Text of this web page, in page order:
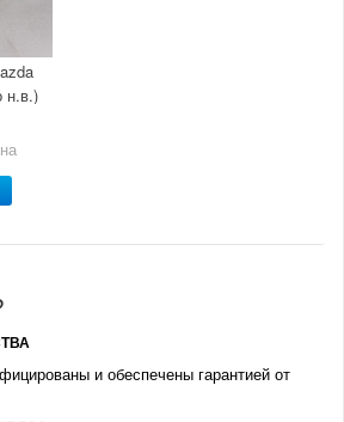
н.в.)
и обеспечены гарантией от